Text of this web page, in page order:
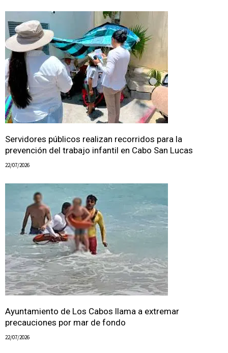
Servidores públicos realizan recorridos para la
prevención del trabajo infantil en Cabo San Lucas
22/07/2026
Ayuntamiento de Los Cabos llama a extremar
precauciones por mar de fondo
22/07/2026